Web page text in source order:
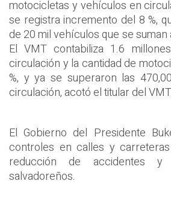
motocicletas y vehículos en
se registra incremento del 8 %,
de 20 mil vehículos que se suman
El VMT contabiliza 1.6
circulación y la cantidad de
%, y ya se superaron las
circulación, acotó el titular del VMT.
El Gobierno del Presidente
controles en calles y
reducción de accidentes
salvadoreños.